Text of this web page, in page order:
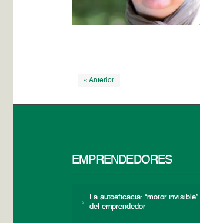
« Anterior
EMPRENDEDORES
La autoeficacia: “motor invisible”
del emprendedor